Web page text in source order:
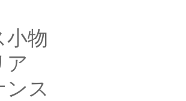
小物
ア
ンス